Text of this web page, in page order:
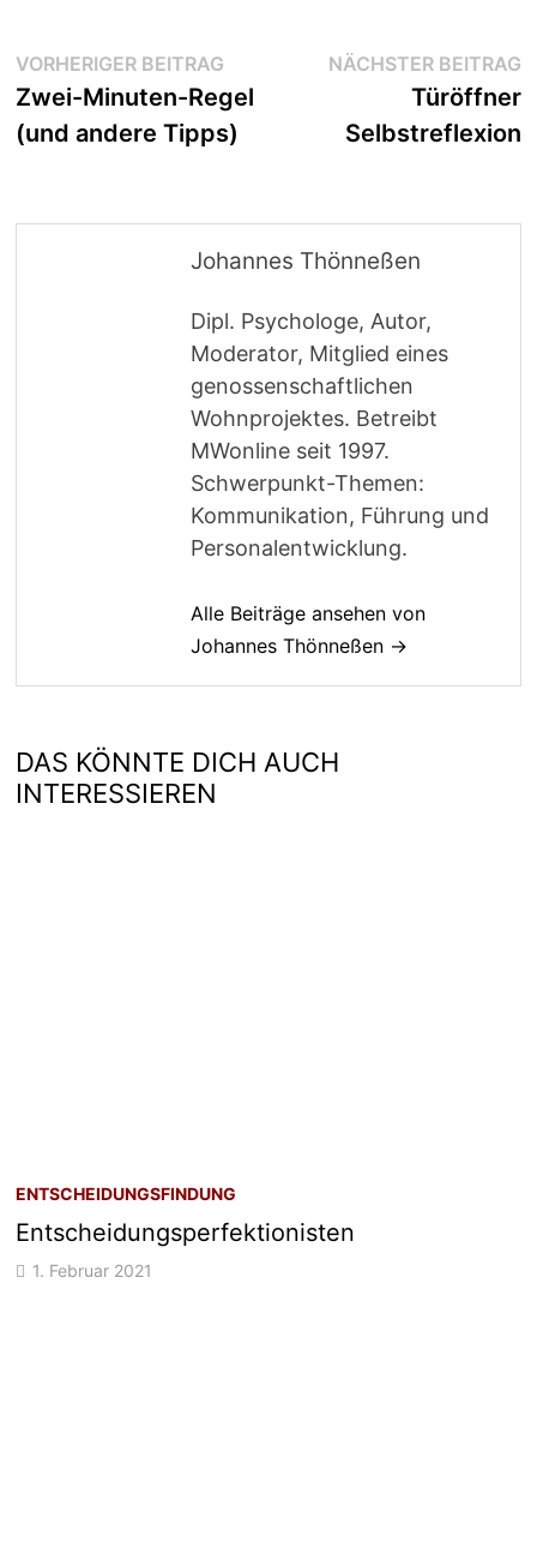
Beitragsnavigation
VORHERIGER BEITRAG Vorheriger
Beitrag:
Zwei-Minuten-Regel
(und andere Tipps)
NÄCHSTER BEITRAG
Türöffner
Selbstreflexion
Johannes Thönneßen
Dipl. Psychologe, Autor,
Moderator, Mitglied eines
genossenschaftlichen
Wohnprojektes. Betreibt
MWonline seit 1997.
Schwerpunkt-Themen:
Kommunikation, Führung und
Personalentwicklung.
Alle Beiträge ansehen von
Johannes Thönneßen →
DAS KÖNNTE DICH AUCH
INTERESSIEREN
ENTSCHEIDUNGSFINDUNG
Entscheidungsperfektionisten
1. Februar 2021